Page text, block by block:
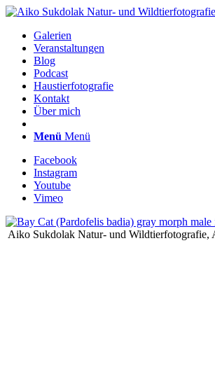
Galerien
Veranstaltungen
Blog
Podcast
Haustierfotografie
Kontakt
Über mich
Menü Menü
Facebook
Instagram
Youtube
Vimeo
Aiko Sukdolak Natur- und Wildtierfotografie,